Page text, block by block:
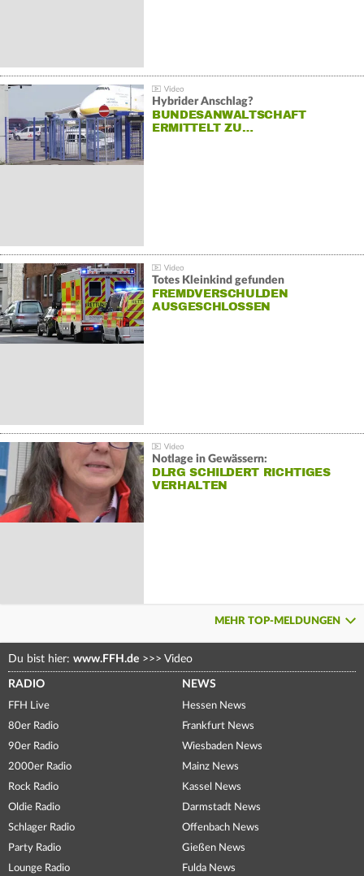
Hybrider Anschlag?
BUNDESANWALTSCHAFT
ERMITTELT ZU…
Totes Kleinkind gefunden
FREMDVERSCHULDEN
AUSGESCHLOSSEN
Notlage in Gewässern:
DLRG SCHILDERT RICHTIGES
VERHALTEN
MEHR TOP-MELDUNGEN
Du bist hier: www.FFH.de >>> Video
RADIO
FFH Live
80er Radio
90er Radio
2000er Radio
Rock Radio
Oldie Radio
Schlager Radio
Party Radio
Lounge Radio
NEWS
Hessen News
Frankfurt News
Wiesbaden News
Mainz News
Kassel News
Darmstadt News
Offenbach News
Gießen News
Fulda News